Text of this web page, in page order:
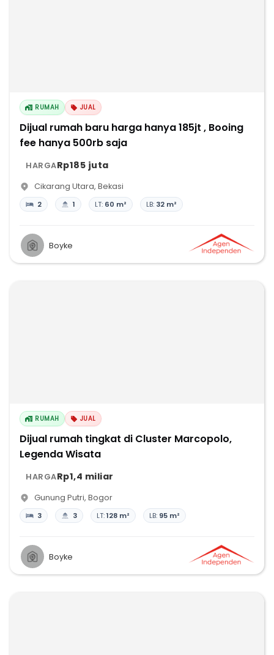
RUMAH JUAL
Dijual rumah baru harga hanya 185jt , Booing
fee hanya 500rb saja
HARGARp185 juta
Cikarang Utara, Bekasi
2 1 LT: 60 m² LB: 32 m²
Boyke
RUMAH JUAL
Dijual rumah tingkat di Cluster Marcopolo,
Legenda Wisata
HARGARp1,4 miliar
Gunung Putri, Bogor
3 3 LT:128 m² LB: 95 m²
Boyke